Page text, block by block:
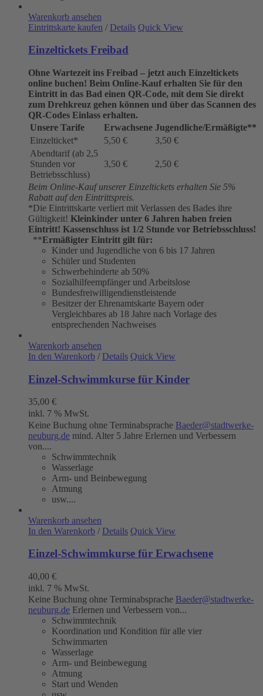
Warenkorb ansehen
Eintrittskarte kaufen / Details Quick View
Einzeltickets Freibad
Ohne Wartezeit ins Freibad – jetzt auch Einzeltickets
online buchen! Beim Online-Kauf erhalten Sie für den
Eintritt in das Bad einen QR-Code, mit dem Sie direkt
zum Drehkreuz gehen können und über das Scannen des
QR-Codes Einlass erhalten.
Unsere Tarife
Erwachsene Jugendliche/Ermäßigte**
Einzelticket*
5,50 €
3,50 €
Abendtarif (ab 2,5
Stunden vor
Betriebsschluss)
3,50 € 2,50 €
Beim Online-Kauf unserer Einzeltickets erhalten Sie 5%
Rabatt auf den Eintrittspreis.
*Die Eintrittskarte verliert mit Verlassen des Bades ihre
Gültigkeit! Kleinkinder unter 6 Jahren haben freien
Eintritt! Kassenschluss ist 1/2 Stunde vor Betriebsschluss!
**Ermäßigter Eintritt gilt für:
Kinder und Jugendliche von 6 bis 17 Jahren
Schüler und Studenten
Schwerbehinderte ab 50%
Sozialhilfeempfänger und Arbeitslose
Bundesfreiwilligendienstleistende
Besitzer der Ehrenamtskarte Bayern oder
Vergleichbares ab 18 Jahre nach Vorlage des
entsprechenden Nachweises
Warenkorb ansehen
In den Warenkorb / Details Quick View
Einzel-Schwimmkurse für Kinder
35,00 €
inkl. 7 % MwSt.
Keine Buchung ohne Terminabsprache Baeder@stadtwerke-
neuburg.de mind. Alter 5 Jahre Erlernen und Verbessern
von....
Schwimmtechnik
Wasserlage
Arm- und Beinbewegung
Atmung
usw....
Warenkorb ansehen
In den Warenkorb / Details Quick View
Einzel-Schwimmkurse für Erwachsene
40,00 €
inkl. 7 % MwSt.
Keine Buchung ohne Terminabsprache Baeder@stadtwerke-
neuburg.de Erlernen und Verbessern von...
Schwimmtechnik
Koordination und Kondition für alle vier
Schwimmarten
Wasserlage
Arm- und Beinbewegung
Atmung
Start und Wenden